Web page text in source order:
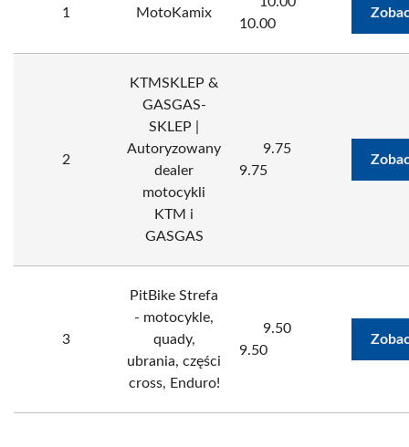
1 MotoKamix
10.00
2
KTMSKLEP &
GASGAS-
SKLEP |
Autoryzowany
dealer
motocykli
KTM i
GASGAS
9.75
9.75
3
PitBike Strefa
- motocykle,
quady,
ubrania, części
cross, Enduro!
9.50
9.50